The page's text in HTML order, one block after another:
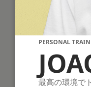
PERSONAL
最高の環境で